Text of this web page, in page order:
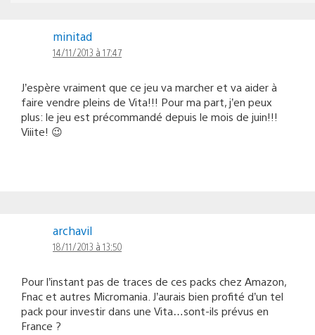
minitad
14/11/2013 à 17:47
J’espère vraiment que ce jeu va marcher et va aider à
faire vendre pleins de Vita!!! Pour ma part, j’en peux
plus: le jeu est précommandé depuis le mois de juin!!!
Viiite! 😉
archavil
18/11/2013 à 13:50
Pour l’instant pas de traces de ces packs chez Amazon,
Fnac et autres Micromania. J’aurais bien profité d’un tel
pack pour investir dans une Vita…sont-ils prévus en
France ?